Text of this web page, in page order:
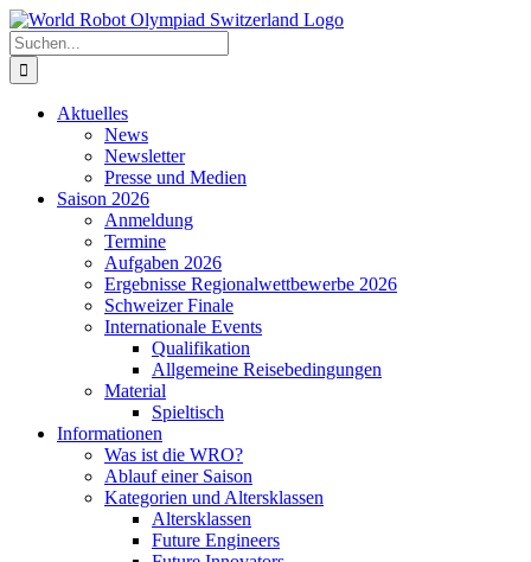
Zum
Inhalt
springen
Suche
nach:
Aktuelles
News
Newsletter
Presse und Medien
Saison 2026
Anmeldung
Termine
Aufgaben 2026
Ergebnisse Regionalwettbewerbe 2026
Schweizer Finale
Internationale Events
Qualifikation
Allgemeine Reisebedingungen
Material
Spieltisch
Informationen
Was ist die WRO?
Ablauf einer Saison
Kategorien und Altersklassen
Altersklassen
Future Engineers